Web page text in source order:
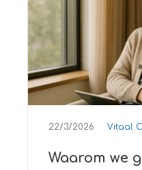
22/3/2026 Vitaal
Waarom we